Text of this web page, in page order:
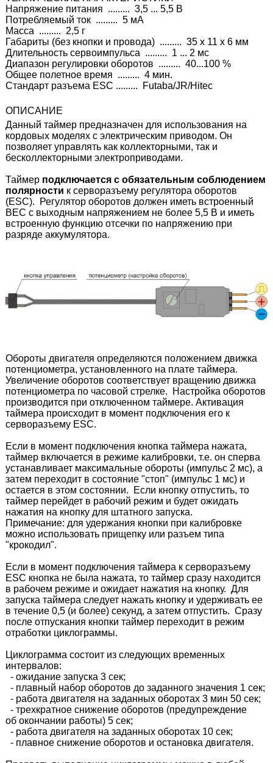
Напряжение питания  .........  3,5 ... 5,5 В
Потребляемый ток  .........  5 мА
Масса  .........  2,5 г
Габариты (без кнопки и провода)  ......... 35 х 11 х 6 мм
Длительность сервоимпульса  .........  1 ... 2 мс
Диапазон регулировки оборотов  .........  40...100 %
Общее полетное время  .........  4 мин.
Стандарт разъема ESC .........  Futaba/JR/Hitec
ОПИСАНИЕ
Данный таймер предназначен для использования на
кордовых моделях с электрическим приводом. Он
позволяет управлять как коллекторными, так и
бесколлекторными электроприводами.
Таймер подключается с обязательным соблюдением
полярности к серворазъему регулятора оборотов
(ESC).  Регулятор оборотов должен иметь встроенный
ВЕС с выходным напряжением не более 5,5 В и иметь
встроенную функцию отсечки по напряжению при
разряде аккумулятора.
Обороты двигателя определяются положением движка
потенциометра, установленного на плате таймера.
Увеличение оборотов соответствует вращению движка
потенциометра по часовой стрелке.  Настройка оборотов
производится при отключенном таймере. Активация
таймера происходит в момент подключения его к
серворазъему ESC.
Если в момент подключения кнопка таймера нажата,
таймер включается в режиме калибровки, т.е. он сперва
устанавливает максимальные обороты (импульс 2 мс), а
затем переходит в состояние "стоп" (импульс 1 мс) и
остается в этом состоянии.  Если кнопку отпустить, то
таймер перейдет в рабочий режим и будет ожидать
нажатия на кнопку для штатного запуска.
Примечание: для удержания кнопки при калибровке
можно использовать прищепку или разъем типа
"крокодил".
Если в момент подключения таймера к серворазъему
ESC кнопка не была нажата, то таймер сразу находится
в рабочем режиме и ожидает нажатия на кнопку.  Для
запуска таймера следует нажать кнопку и удерживать ее
в течение 0,5 (и более) секунд, а затем отпустить.  Сразу
после отпускания кнопки таймер переходит в режим
отработки циклограммы.
Циклограмма состоит из следующих временных
интервалов:
- ожидание запуска 3 сек;
- плавный набор оборотов до заданного значения 1 сек;
- работа двигателя на заданных оборотах 3 мин 50 сек;
- трехкратное снижение оборотов (предупреждение
об окончании работы) 5 сек;
- работа двигателя на заданных оборотах 10 сек;
- плавное снижение оборотов и остановка двигателя.